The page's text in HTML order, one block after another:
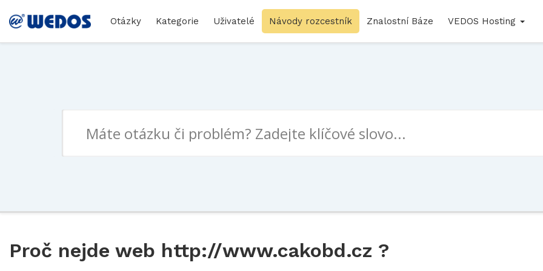
Otázky Kategorie Uživatelé Návody rozcestník Znalostní Báze VEDOS Hosting
Proč nejde web http://www.cakobd.cz ?